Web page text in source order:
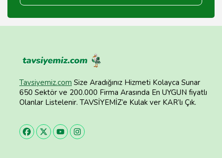
Tavsiyemiz.com Size Aradığınız Hizmeti Kolayca Sunar
650 Sektör ve 200.000 Firma Arasında En UYGUN fiyatlı
Olanlar Listelenir. TAVSİYEMİZ’e Kulak ver KAR’lı Çık.